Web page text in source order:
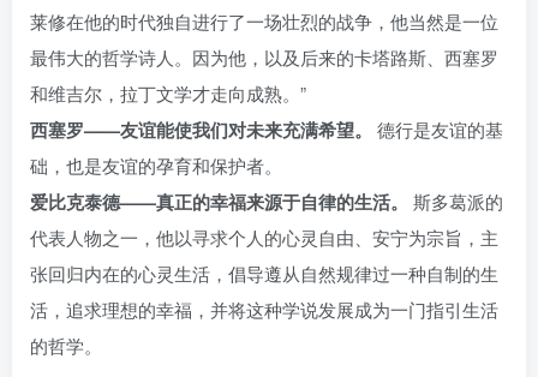
莱修在他的时代独自进行了一场壮烈的战争，他当然是一位
最伟大的哲学诗人。因为他，以及后来的卡塔路斯、西塞罗
和维吉尔，拉丁文学才走向成熟。”
西塞罗——友谊能使我们对未来充满希望。 德行是友谊的基
础，也是友谊的孕育和保护者。
爱比克泰德——真正的幸福来源于自律的生活。 斯多葛派的
代表人物之一，他以寻求个人的心灵自由、安宁为宗旨，主
张回归内在的心灵生活，倡导遵从自然规律过一种自制的生
活，追求理想的幸福，并将这种学说发展成为一门指引生活
的哲学。